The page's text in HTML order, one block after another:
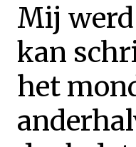
Mij
kan
het